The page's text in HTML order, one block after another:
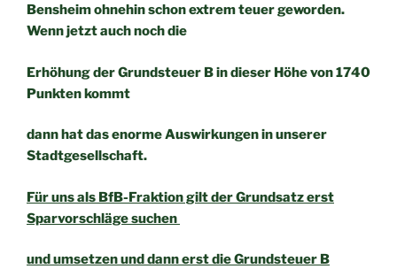
Bensheim ohnehin schon extrem teuer geworden.
Wenn jetzt auch noch die
Erhöhung der Grundsteuer B in dieser Höhe von 1740
Punkten kommt
dann hat das enorme Auswirkungen in unserer
Stadtgesellschaft.
Für uns als BfB-Fraktion gilt der Grundsatz erst
Sparvorschläge suchen
und umsetzen und dann erst die Grundsteuer B